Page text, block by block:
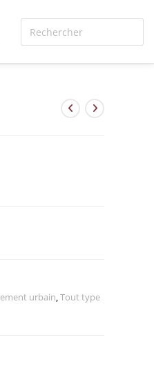
urbain,Tout type